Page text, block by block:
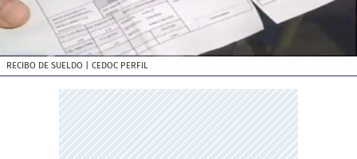
RECIBO DE SUELDO | CEDOC PERFIL